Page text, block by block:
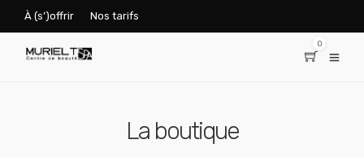
À (s’)offrir Nos tarifs
0
La boutique